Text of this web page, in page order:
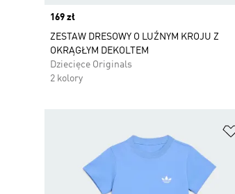
Price
169 zł
ZESTAW DRESOWY O LUŹNYM KROJU Z
OKRĄGŁYM DEKOLTEM
Dziecięce Originals
2 kolory